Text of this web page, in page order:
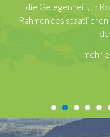
die Gelegenheit, in
Rahmen des
mehr